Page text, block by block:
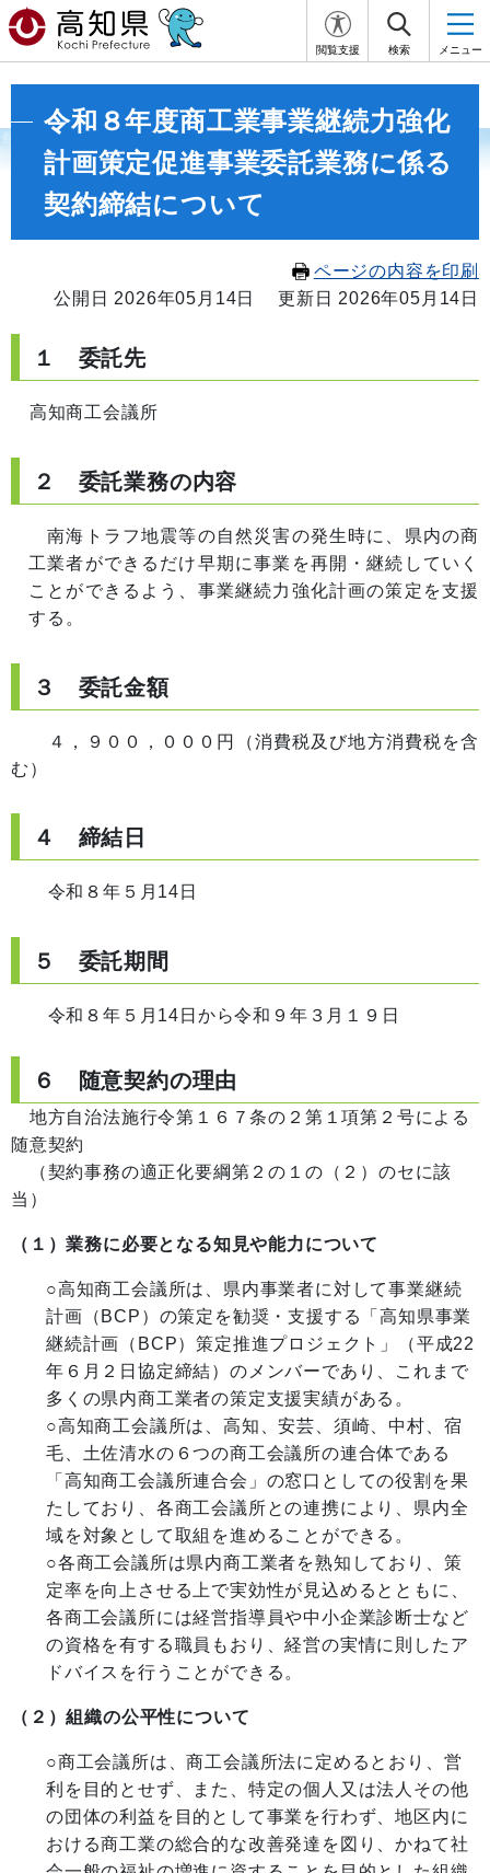
閲覧支援 検索 メニュー
令和８年度商工業事業継続力強化
計画策定促進事業委託業務に係る
契約締結について
ページの内容を印刷
公開日 2026年05月14日
更新日 2026年05月14日
１ 委託先
高知商工会議所
２ 委託業務の内容
南海トラフ地震等の自然災害の発生時に、県内の商
工業者ができるだけ早期に事業を再開・継続していく
ことができるよう、事業継続力強化計画の策定を支援
する。
３ 委託金額
４，９００，０００円（消費税及び地方消費税を含
む）
４ 締結日
令和８年５月14日
５ 委託期間
令和８年５月14日から令和９年３月１９日
６ 随意契約の理由
地方自治法施行令第１６７条の２第１項第２号による
随意契約
（契約事務の適正化要綱第２の１の（２）のセに該
当）
（１）業務に必要となる知見や能力について
○高知商工会議所は、県内事業者に対して事業継続
計画（BCP）の策定を勧奨・支援する「高知県事業
継続計画（BCP）策定推進プロジェクト」（平成22
年６月２日協定締結）のメンバーであり、これまで
多くの県内商工業者の策定支援実績がある。
○高知商工会議所は、高知、安芸、須崎、中村、宿
毛、土佐清水の６つの商工会議所の連合体である
「高知商工会議所連合会」の窓口としての役割を果
たしており、各商工会議所との連携により、県内全
域を対象として取組を進めることができる。
○各商工会議所は県内商工業者を熟知しており、策
定率を向上させる上で実効性が見込めるとともに、
各商工会議所には経営指導員や中小企業診断士など
の資格を有する職員もおり、経営の実情に則したア
ドバイスを行うことができる。
（２）組織の公平性について
○商工会議所は、商工会議所法に定めるとおり、営
利を目的とせず、また、特定の個人又は法人その他
の団体の利益を目的として事業を行わず、地区内に
おける商工業の総合的な改善発達を図り、かねて社